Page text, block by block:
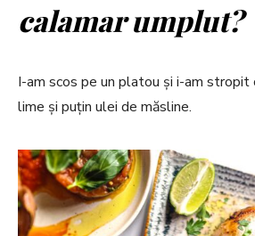
calamar umplut?
I-am scos pe un platou și i-am stropit
lime și puțin ulei de măsline.